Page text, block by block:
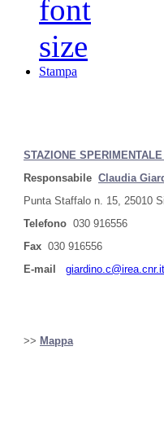
Stampa
STAZIONE
Responsabile Claudia
Punta Staffalo n. 15, 25010
Telefono 030 916556
Fax 030 916556
E-mail
giardino.c@irea.cnr.it
>> Mappa